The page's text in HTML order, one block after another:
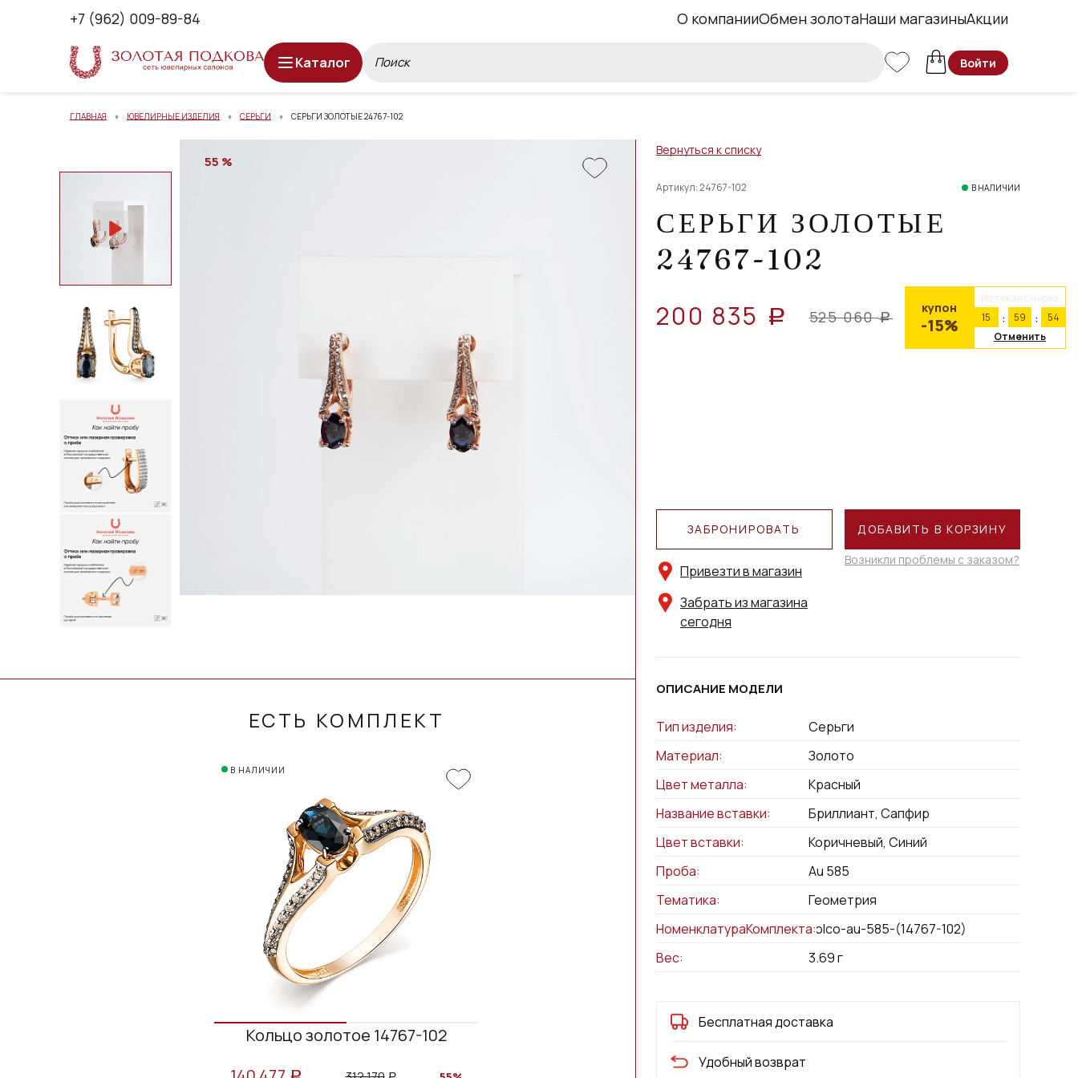
+7 (962) 009-89-84 О компанииОбмен золотаНаши магазиныАкции
Каталог Войти
ГЛАВНАЯ ЮВЕЛИРНЫЕ ИЗДЕЛИЯ СЕРЬГИ СЕРЬГИ ЗОЛОТЫЕ 24767-102
ЕСТЬ КОМПЛЕКТ
В НАЛИЧИИ
Кольцо золотое 14767-102
55 %
Вернуться к списку
Артикул: 24767-102 В НАЛИЧИИ
СЕРЬГИ ЗОЛОТЫЕ
24767-102
200 835 a 525 060 a
купон
-15%
15
59
53
Отменить
ЗАБРОНИРОВАТЬ
Привезти в магазин
Забрать из магазина
сегодня
ДОБАВИТЬ В КОРЗИНУ
Возникли проблемы с заказом?
ОПИСАНИЕ МОДЕЛИ
Тип изделия:
Серьги
Материал:
Золото
Цвет металла:
Красный
Название вставки:
Бриллиант, Сапфир
Цвет вставки:
Коричневый, Синий
Проба:
Au 585
Тематика:
Геометрия
НоменклатураКомплекта:kolco-au-585-(14767-102)
Вес:
3.69г
Бесплатная доставка
Удобный возврат